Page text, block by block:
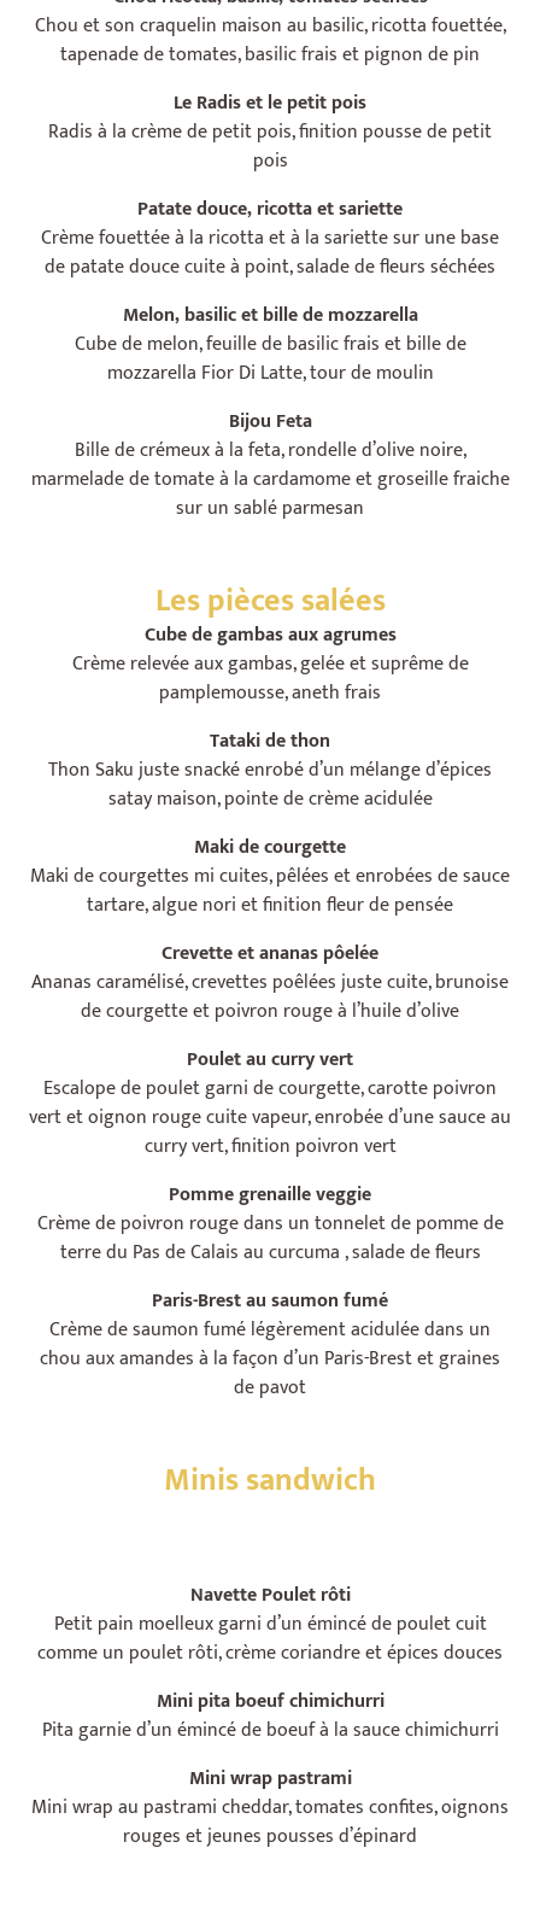
Chou et son craquelin maison au basilic, ricotta fouettée,
tapenade de tomates, basilic frais et pignon de pin
Le Radis et le petit pois
Radis à la crème de petit pois, finition pousse de petit
pois
Patate douce, ricotta et sariette
Crème fouettée à la ricotta et à la sariette sur une base
de patate douce cuite à point, salade de fleurs séchées
Melon, basilic et bille de mozzarella
Cube de melon, feuille de basilic frais et bille de
mozzarella Fior Di Latte, tour de moulin
Bijou Feta
Bille de crémeux à la feta, rondelle d’olive noire,
marmelade de tomate à la cardamome et groseille fraiche
sur un sablé parmesan
Les pièces salées
Cube de gambas aux agrumes
Crème relevée aux gambas, gelée et suprême de
pamplemousse, aneth frais
Tataki de thon
Thon Saku juste snacké enrobé d’un mélange d’épices
satay maison, pointe de crème acidulée
Maki de courgette
Maki de courgettes mi cuites, pêlées et enrobées de sauce
tartare, algue nori et finition fleur de pensée
Crevette et ananas pôelée
Ananas caramélisé, crevettes poêlées juste cuite, brunoise
de courgette et poivron rouge à l’huile d’olive
Poulet au curry vert
Escalope de poulet garni de courgette, carotte poivron
vert et oignon rouge cuite vapeur, enrobée d’une sauce au
curry vert, finition poivron vert
Pomme grenaille veggie
Crème de poivron rouge dans un tonnelet de pomme de
terre du Pas de Calais au curcuma , salade de fleurs
Paris-Brest au saumon fumé
Crème de saumon fumé légèrement acidulée dans un
chou aux amandes à la façon d’un Paris-Brest et graines
de pavot
Minis sandwich
Navette Poulet rôti
Petit pain moelleux garni d’un émincé de poulet cuit
comme un poulet rôti, crème coriandre et épices douces
Mini pita boeuf chimichurri
Pita garnie d’un émincé de boeuf à la sauce chimichurri
Mini wrap pastrami
Mini wrap au pastrami cheddar, tomates confites, oignons
rouges et jeunes pousses d’épinard